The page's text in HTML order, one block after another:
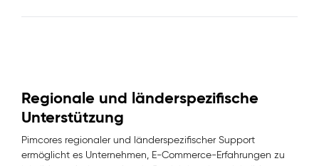
Regionale und länderspezifische
Unterstützung
Pimcores regionaler und länderspezifischer Support
ermöglicht es Unternehmen, E-Commerce-Erfahrungen zu